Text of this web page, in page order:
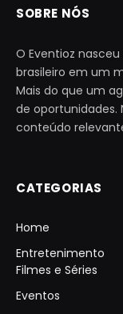
SOBRE NÓS
O Eventioz
brasileiro em um
Mais do que um
de oportunidades.
conteúdo
CATEGORIAS
Home
Entretenimento
Filmes e Séries
Eventos